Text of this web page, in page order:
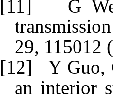
[11]
G
29, 115012
[12]
Y Guo,
an interior